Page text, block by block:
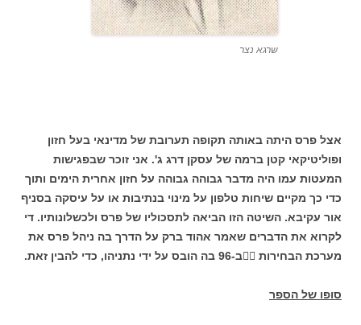
שרגא נצר
אצל פרס היתה באותה תקופה תערובת של מדינאי בעל חזון
ופוליטיקאי קטן ברמה של עסקן דרג ג'. אני זוכר שבפגישות
המעטות עמו היה מדבר גבוהה גבוהה על חזון אחרית הימים ותוך
כדי כך מקיים שיחות טלפון על מינוי בנתיבות או על עיסקה בסניף
אור עקיבא. השיטה הזו הביאה לתסכוליו של פרס ולכשלונותיו. די
לקרוא את הדברים שאמר אהוד ברק על הדרך בה ניהל פרס את
מערכת הבחירות ב-96 בה הובס על ידי נתניהו, כדי להבין זאת.
סופו של הספר